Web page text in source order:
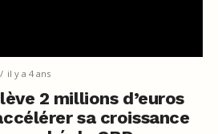
il y a 4 ans
2 millions d’euros
sa croissance